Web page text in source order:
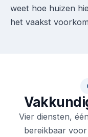
weet hoe huizen
het vaakst
Vier diensten,
bereikbaar